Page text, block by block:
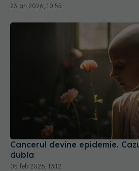
23 ian 2026, 10:55
Cancerul devine epidemie.
dubla
05 feb 2026, 13:12